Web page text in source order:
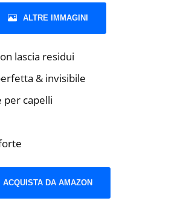
ALTRE IMMAGINI
lascia residui
& invisibile
per capelli
ACQUISTA DA AMAZON